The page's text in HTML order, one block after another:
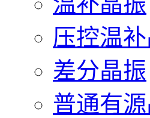
压控温
差分晶振
普通有